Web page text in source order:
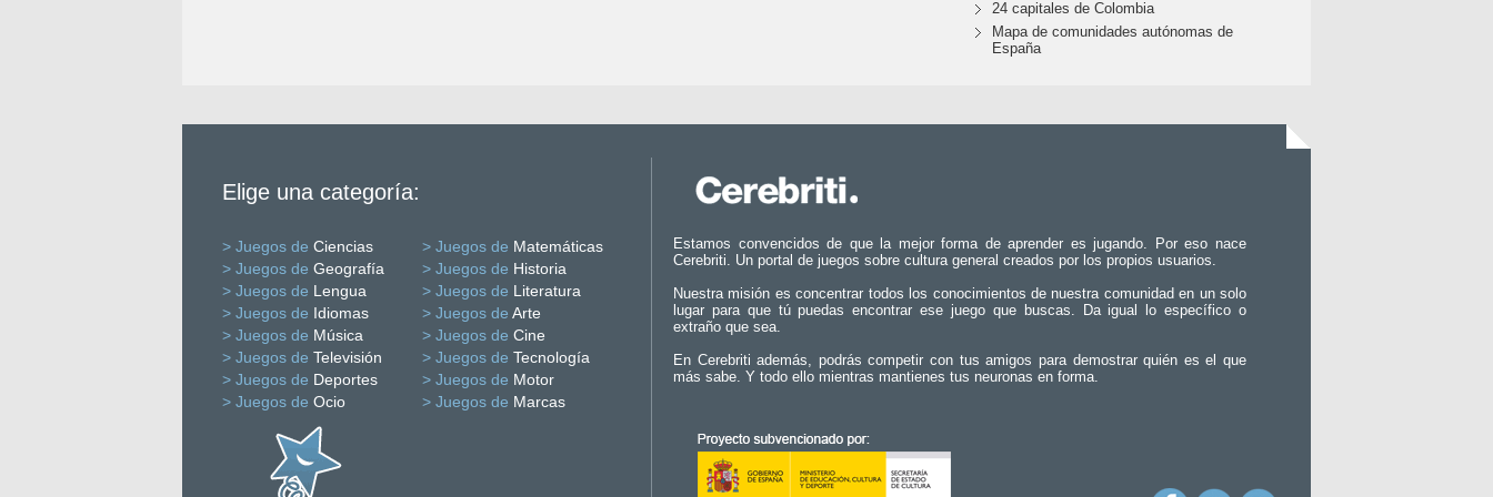
24 capitales de Colombia
Mapa de comunidades autónomas de
España
Elige una categoría:
> Juegos de Ciencias > Juegos de Matemáticas
> Juegos de Geografía > Juegos de Historia
> Juegos de Lengua > Juegos de Literatura
> Juegos de Idiomas > Juegos de Arte
> Juegos de Música > Juegos de Cine
> Juegos de Televisión > Juegos de Tecnología
> Juegos de Deportes > Juegos de Motor
> Juegos de Ocio > Juegos de Marcas
Estamos convencidos de que la mejor forma de aprender es jugando. Por eso nace
Cerebriti. Un portal de juegos sobre cultura general creados por los propios usuarios.
Nuestra misión es concentrar todos los conocimientos de nuestra comunidad en un solo
lugar para que tú puedas encontrar ese juego que buscas. Da igual lo específico o
extraño que sea.
En Cerebriti además, podrás competir con tus amigos para demostrar quién es el que
más sabe. Y todo ello mientras mantienes tus neuronas en forma.